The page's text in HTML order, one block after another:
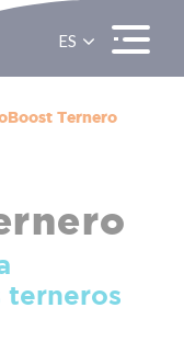
ES
Ternero
terneros